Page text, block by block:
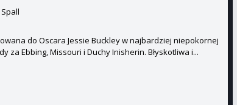
do Oscara Jessie Buckley w najbardziej niepokornej
Ebbing, Missouri i Duchy Inisherin. Błyskotliwa i...